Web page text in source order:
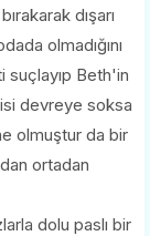
dışarı
olmadığını
Beth'in
devreye soksa
olmuştur da bir
ortadan
dolu paslı bir